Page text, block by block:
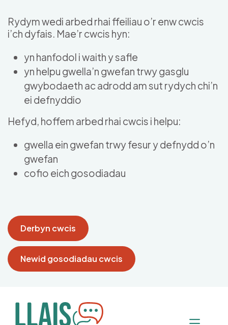
Rydym wedi arbed rhai ffeiliau o’r enw cwcis
i’ch dyfais. Mae’r cwcis hyn:
yn hanfodol i waith y safle
yn helpu gwella’n gwefan trwy gasglu
gwybodaeth ac adrodd am sut rydych chi’n
ei defnyddio
Hefyd, hoffem arbed rhai cwcis i helpu:
gwella ein gwefan trwy fesur y defnydd o’n
gwefan
cofio eich gosodiadau
Derbyn cwcis
Newid gosodiadau cwcis